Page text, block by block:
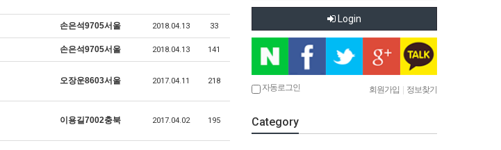
손은석9705서울 2018.04.13 33
손은석9705서울 2018.04.13 141
오장운8603서울 2017.04.11 218
이용길7002충북 2017.04.02 195
Login
자동로그인 회원가입 | 정보찾기
Category